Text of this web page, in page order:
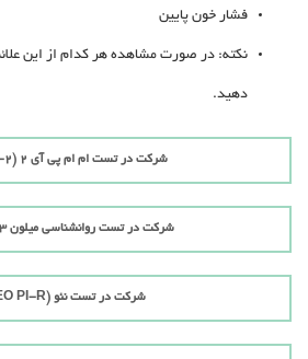
فشار خون پایین
نکته: در صورت مشاهده هر کدام از این
دهید.
شرکت در تست ام ام پی آی 2 (MMPI-2)
شرکت در تست روانشناسی میلون 3 (MCMI)
شرکت در تست نئو (NEO PI-R)